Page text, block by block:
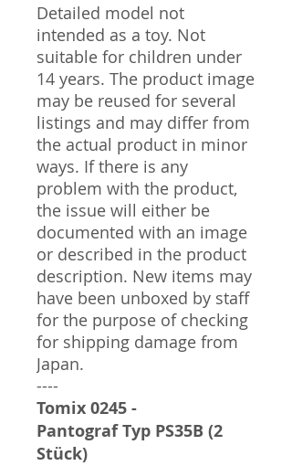
Detailed model not
intended as a toy. Not
suitable for children under
14 years. The product image
may be reused for several
listings and may differ from
the actual product in minor
ways. If there is any
problem with the product,
the issue will either be
documented with an image
or described in the product
description. New items may
have been unboxed by staff
for the purpose of checking
for shipping damage from
Japan.
----
Tomix 0245 -
Pantograf Typ PS35B (2
Stück)